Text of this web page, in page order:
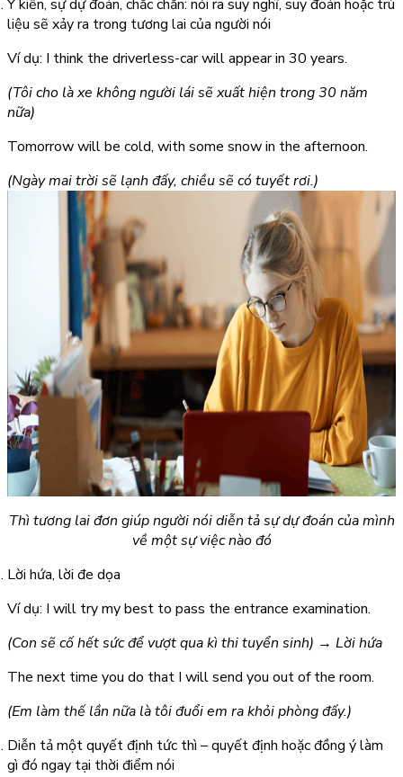
Ý kiến, sự dự đoán, chắc chắn: nói ra suy nghĩ, suy đoán hoặc trù
liệu sẽ xảy ra trong tương lai của người nói
Ví dụ: I think the driverless-carwill appearin 30 years.
(Tôi cho là xe không người lái sẽ xuất hiện trong 30 năm
nữa)
Tomorrowwill be cold, with some snow in the afternoon.
(Ngày mai trời sẽ lạnh đấy, chiều sẽ có tuyết rơi.)
Thì tương lai đơn giúp người nói diễn tả sự dự đoán của mình
về một sự việc nào đó
Lời hứa, lời đe dọa
Ví dụ: I will trymy best to pass the entrance examination.
(Con sẽ cố hết sức để vượt qua kì thi tuyển sinh) → Lời hứa
The next time you do that I will send you out of the room.
(Em làm thế lần nữa là tôi đuổi em ra khỏi phòng đấy.)
Diễn tả một quyết định tức thì – quyết định hoặc đồng ý làm
gì đó ngay tại thời điểm nói